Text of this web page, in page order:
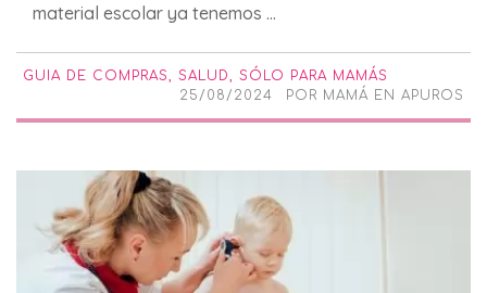
material escolar ya tenemos ...
GUIA DE COMPRAS, SALUD, SÓLO PARA MAMÁS
25/08/2024
POR MAMÁ EN APUROS